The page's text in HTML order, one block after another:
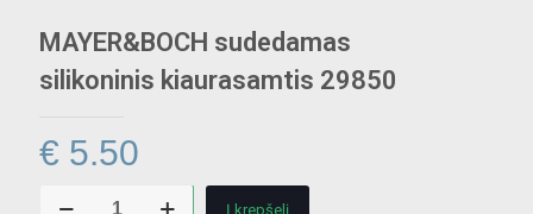
MAYER&BOCH sudedamas
silikoninis kiaurasamtis 29850
€ 5.50
Į krepšelį